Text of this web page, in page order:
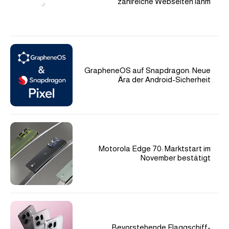
GrapheneOS auf Snapdragon: Neue
Ära der Android-Sicherheit
Motorola Edge 70: Marktstart im
November bestätigt
Bevorstehende Flaggschiff-